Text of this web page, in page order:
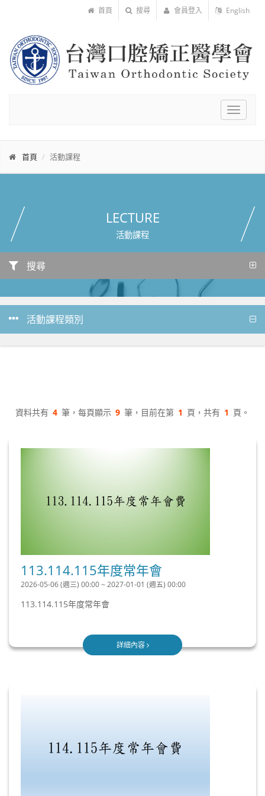
首頁 搜尋 會員登入 English
Toggle
首頁 活動課程
LECTURE
活動課程
搜尋
活動課程類別
資料共有 4 筆，每頁顯示 9 筆，目前在第 1 頁，共有 1 頁。
113.114.115年度常年會
2026-05-06 (週三) 00:00 ~ 2027-01-01 (週五) 00:00
113.114.115年度常年會
詳細內容